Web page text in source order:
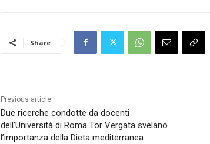
Share
Previous article
Due ricerche condotte da docenti
dell’Università di Roma Tor Vergata svelano
l’importanza della Dieta mediterranea